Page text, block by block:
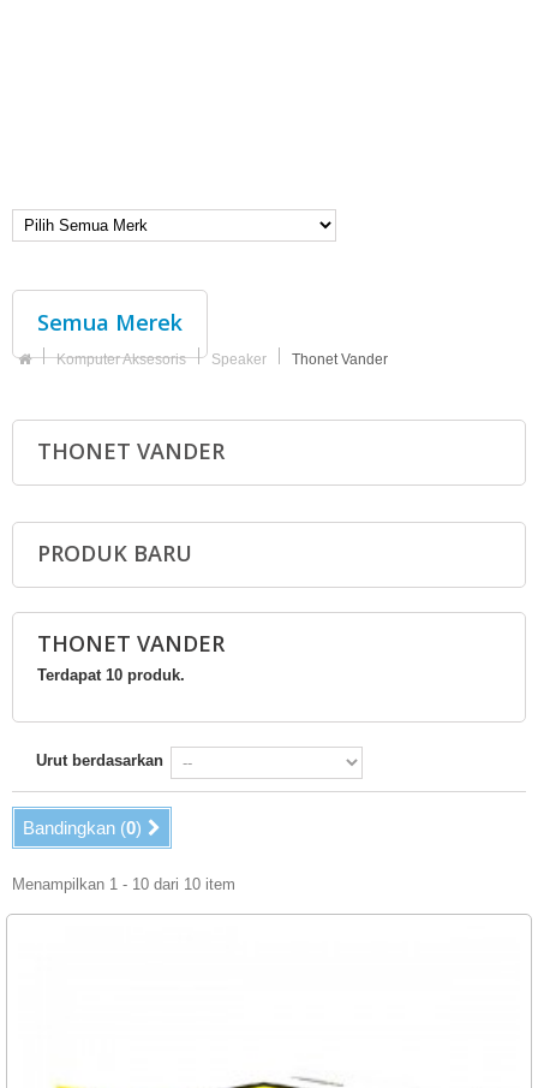
Semua Merek
Komputer Aksesoris Speaker Thonet Vander
THONET VANDER
PRODUK BARU
THONET VANDER
Terdapat 10 produk.
Urut berdasarkan
Bandingkan (0)
Menampilkan 1 - 10 dari 10 item